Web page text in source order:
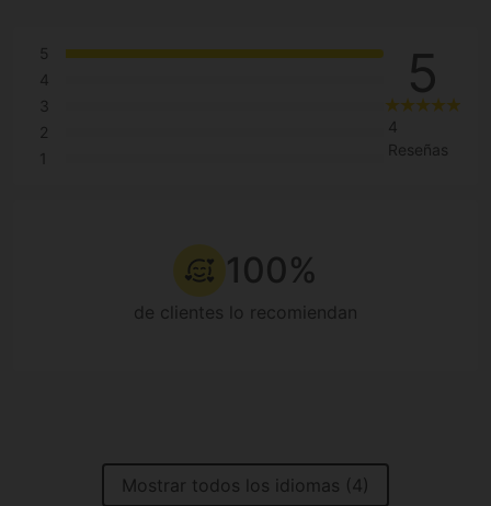
5
4
3
2
1
5
4
Reseñas
100%
de clientes lo recomiendan
Mostrar todos los idiomas (4)